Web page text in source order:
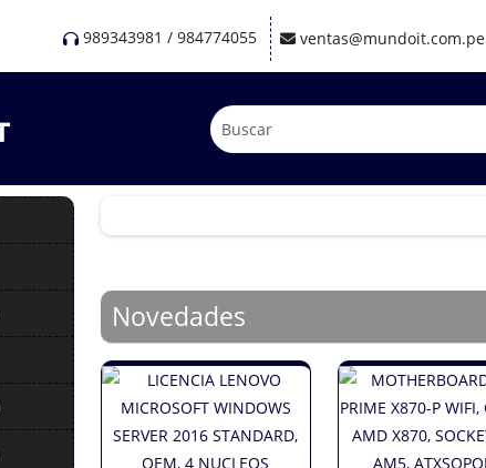
989343981 / 984774055 ventas@mundoit.com.pe
Novedades